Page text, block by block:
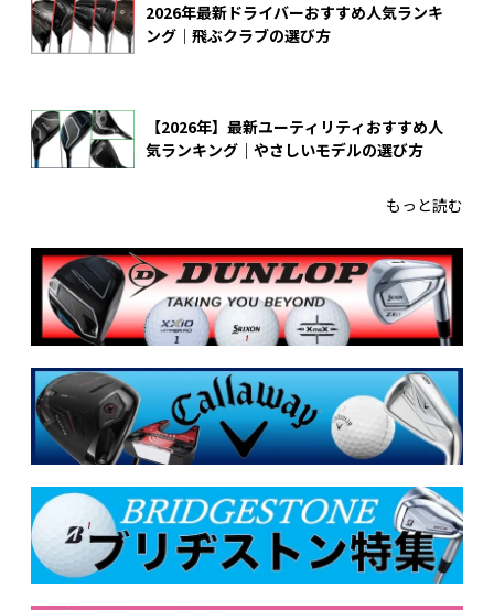
2026年最新ドライバーおすすめ人気ランキ
ング｜飛ぶクラブの選び方
【2026年】最新ユーティリティおすすめ人
気ランキング｜やさしいモデルの選び方
もっと読む